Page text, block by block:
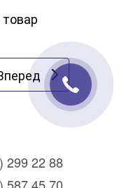
299 22 88